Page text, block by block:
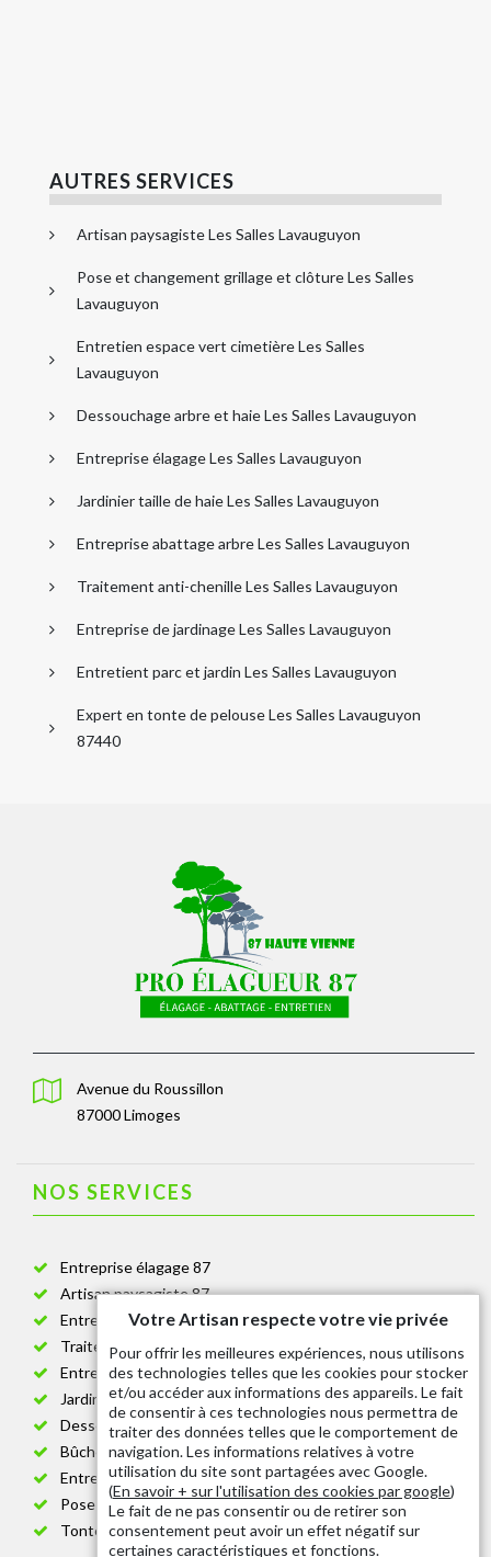
AUTRES SERVICES
Artisan paysagiste Les Salles Lavauguyon
Pose et changement grillage et clôture Les Salles
Lavauguyon
Entretien espace vert cimetière Les Salles
Lavauguyon
Dessouchage arbre et haie Les Salles Lavauguyon
Entreprise élagage Les Salles Lavauguyon
Jardinier taille de haie Les Salles Lavauguyon
Entreprise abattage arbre Les Salles Lavauguyon
Traitement anti-chenille Les Salles Lavauguyon
Entreprise de jardinage Les Salles Lavauguyon
Entretient parc et jardin Les Salles Lavauguyon
Expert en tonte de pelouse Les Salles Lavauguyon
87440
Avenue du Roussillon
87000 Limoges
NOS SERVICES
Entreprise élagage 87
Artisan paysagiste 87
Entreprise de jardinage 87
Traitement anti-chenille 87
Entreprise abattage arbre 87
Jardinier taille de haie 87
Dessouchage arbre et haie 87
Bûcheron 87
Entretien espace vert cimetière 87
Pose et changement grillage et clôture 87
Tonte de pelouse 87
Votre Artisan respecte votre vie privée
Pour offrir les meilleures expériences, nous utilisons
des technologies telles que les cookies pour stocker
et/ou accéder aux informations des appareils. Le fait
de consentir à ces technologies nous permettra de
traiter des données telles que le comportement de
navigation. Les informations relatives à votre
utilisation du site sont partagées avec Google.
(En savoir + sur l'utilisation des cookies par google)
Le fait de ne pas consentir ou de retirer son
consentement peut avoir un effet négatif sur
certaines caractéristiques et fonctions.